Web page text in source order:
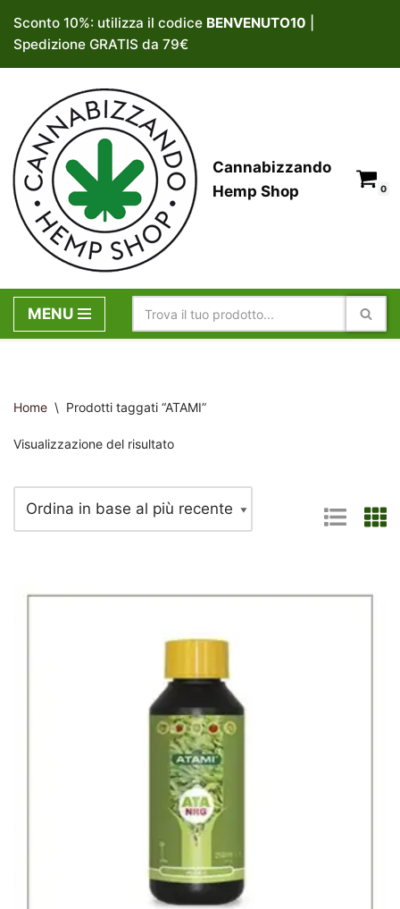
Vai
al
contenuto
Sconto 10%: utilizza il codice BENVENUTO10
Spedizione GRATIS da 79€
Cannabizzando
Hemp Shop
0
MENU
Home \ Prodotti taggati “ATAMI”
Visualizzazione del risultato